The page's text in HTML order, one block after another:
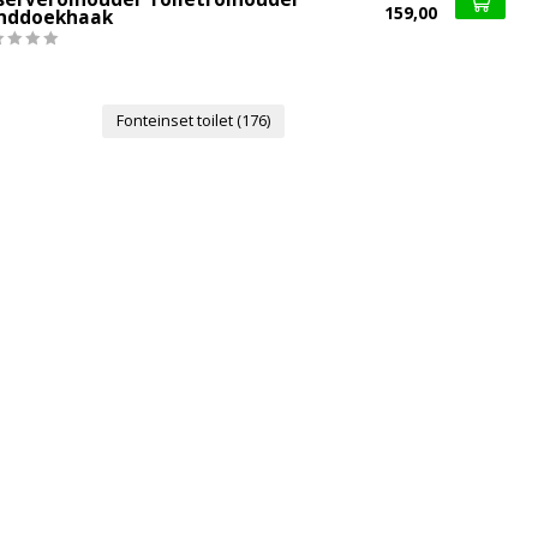
159,00
Fonteinset toilet(176)